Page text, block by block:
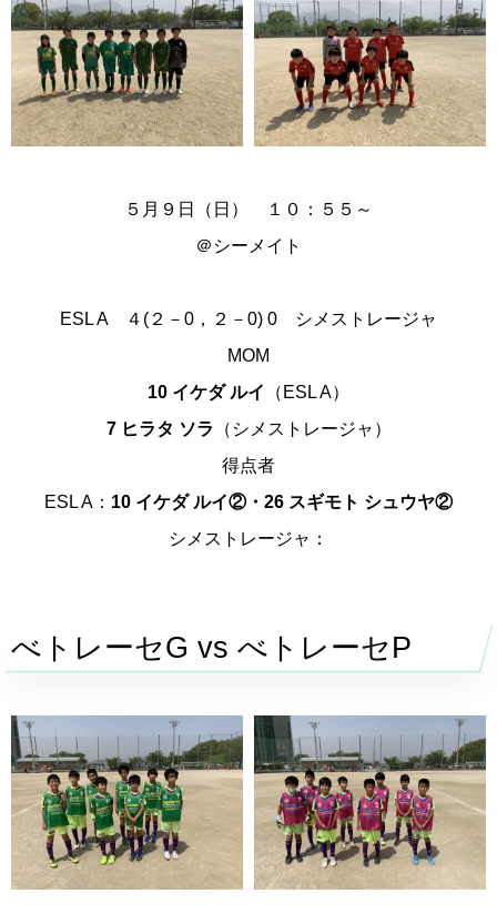
５月９日（日） １０：５５～
＠ シーメイト
ESL A ４ (２－0，２－0) 0
シメストレージャ
MOM
10 イケダ ルイ
（ESL A）
7 ヒラタ ソラ （シメストレージャ）
得点者
ESL A： 10 イケダ ルイ②・26 スギモト シュウヤ②
シメストレージャ：
べトレーセG vs べトレーセP